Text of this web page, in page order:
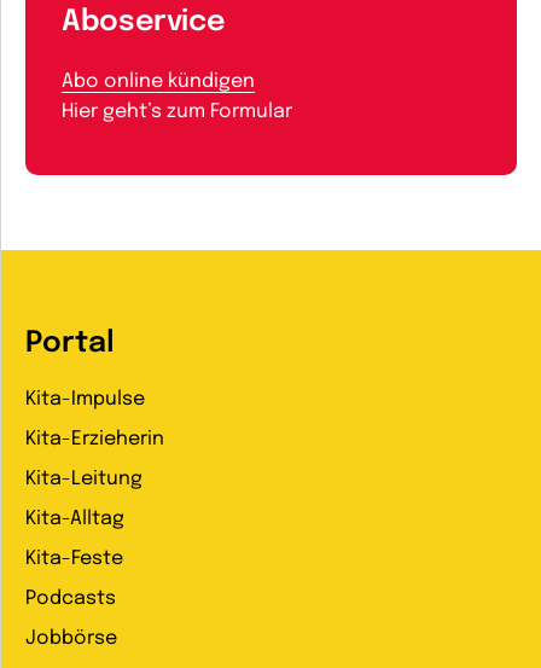
Aboservice
Abo online kündigen
Hier geht’s zum Formular
Portal
Kita-Impulse
Kita-Erzieherin
Kita-Leitung
Kita-Alltag
Kita-Feste
Podcasts
Jobbörse